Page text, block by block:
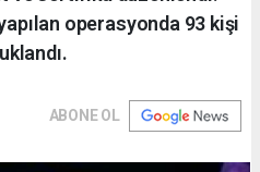
operasyonda 93 kişi
ABONE OL